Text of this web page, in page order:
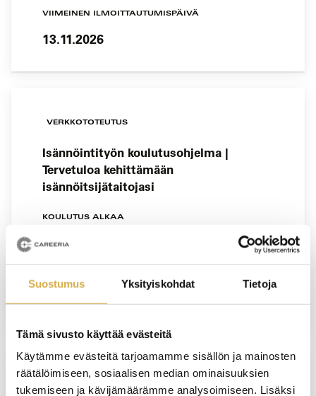
Suostumus Yksityiskohdat Tietoja
Tämä sivusto käyttää evästeitä
Käytämme evästeitä tarjoamamme sisällön ja mainosten
räätälöimiseen, sosiaalisen median ominaisuuksien
tukemiseen ja kävijämäärämme analysoimiseen. Lisäksi
VIIMEINEN ILMOITTAUTUMISPÄIVÄ
13.11.2026
VERKKOTOTEUTUS
Isännöintityön koulutusohjelma |
Tervetuloa kehittämään
isännöitsijätaitojasi
KOULUTUS ALKAA
9.12.2026
2.12.2026